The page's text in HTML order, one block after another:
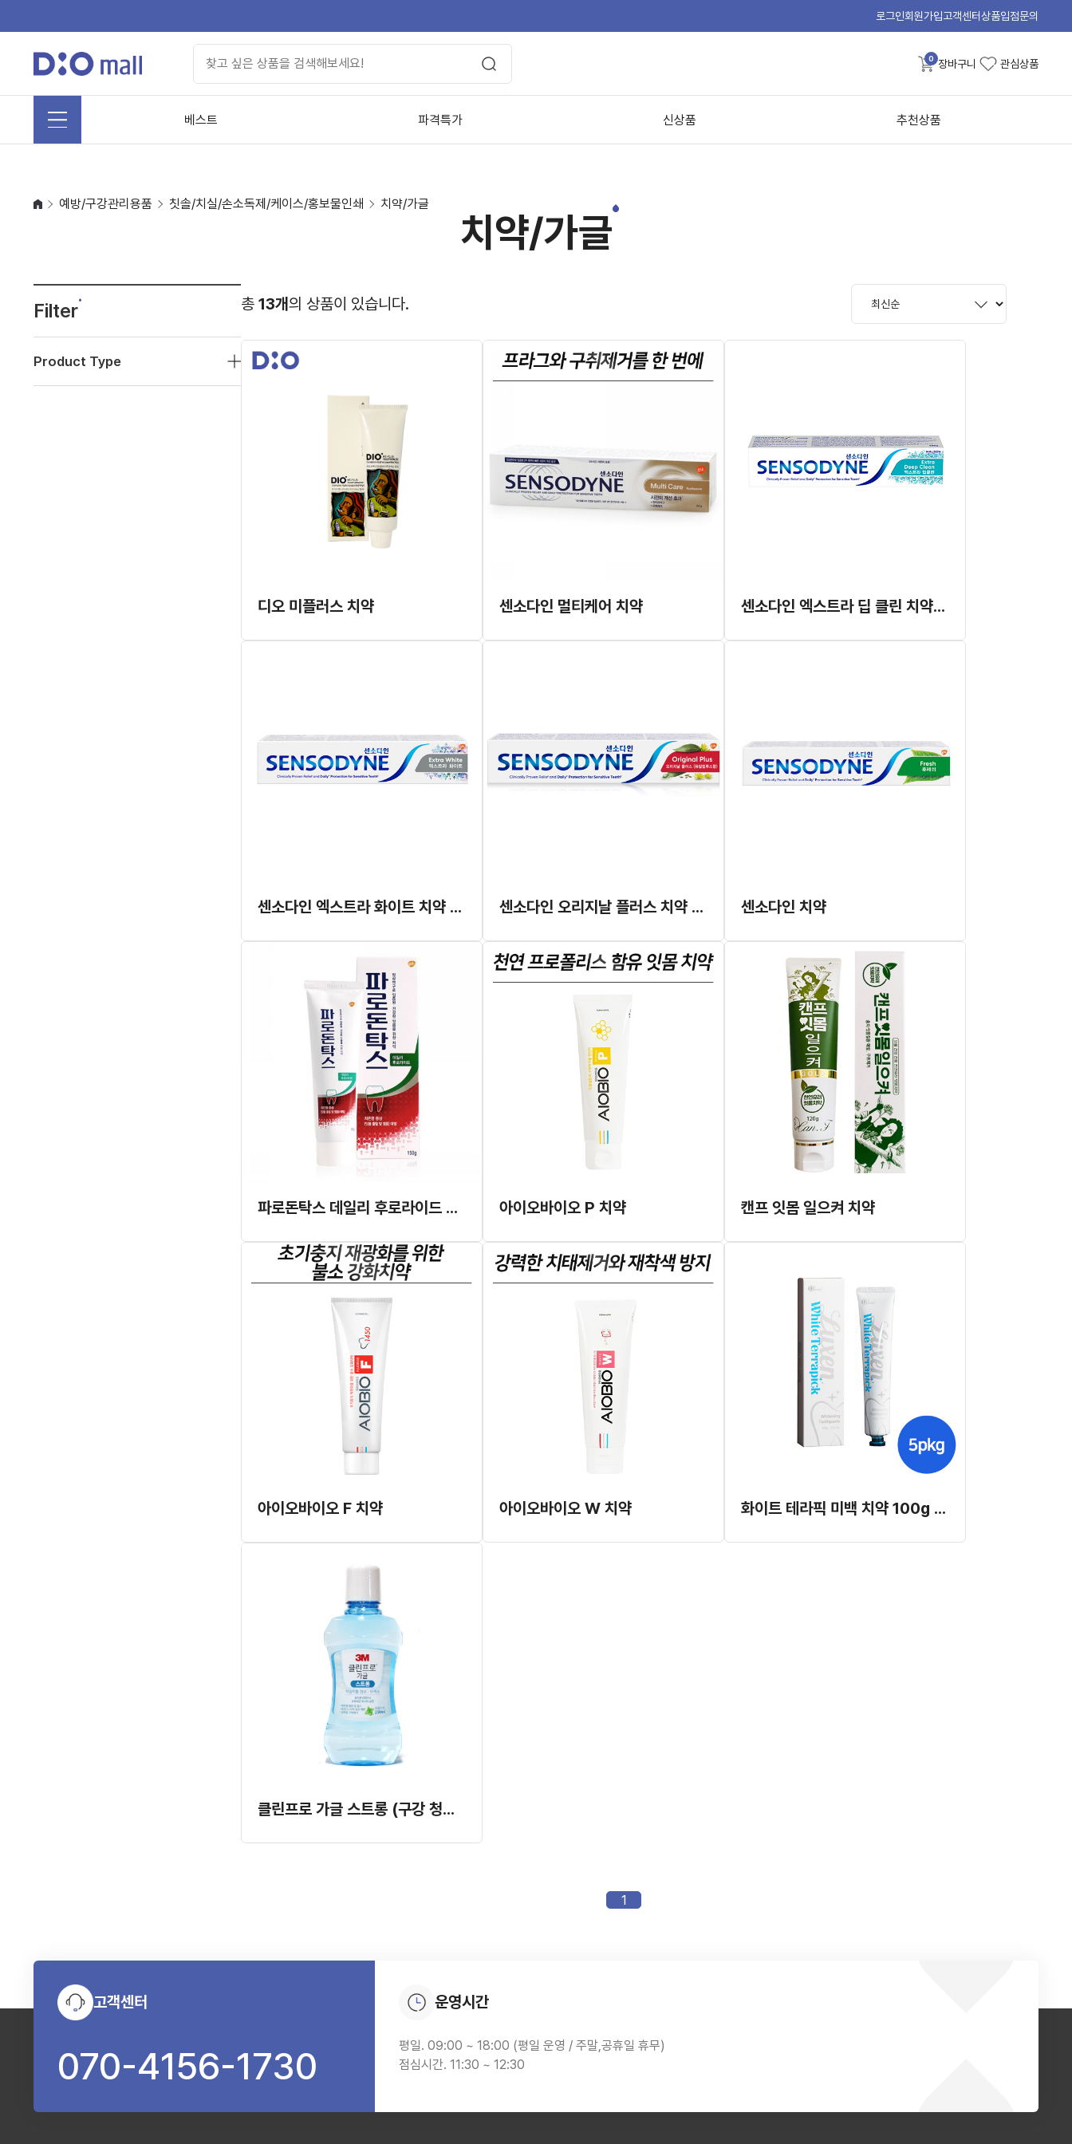
로그인회원가입고객센터상품입점문의
0 장바구니 관심상품
베스트 파격특가 신상품 추천상품
예방/구강관리용품 칫솔/치실/손소독제/케이스/홍보물인쇄 치약/가글
치약/가글
Filter
Product Type
총 13개의 상품이 있습니다.
디오 미플러스 치약 센소다인 멀티케어 치약 센소다인 엑스트라 딥 클린 치약 (젤 타입) 120g
센소다인 엑스트라 화이트 치약 120g 센소다인 오리지날 플러스 치약 100g 센소다인 치약
파로돈탁스 데일리 후로라이드 치약 아이오바이오 P 치약 캔프 잇몸 일으켜 치약
아이오바이오 F 치약 아이오바이오 W 치약 화이트 테라픽 미백 치약 100g x 5pkg
클린프로 가글 스트롱 (구강 청결제)
1
고객센터
070-4156-1730
운영시간
평일. 09:00 ~ 18:00 (평일 운영 / 주말,공휴일 휴무)
점심시간. 11:30 ~ 12:30